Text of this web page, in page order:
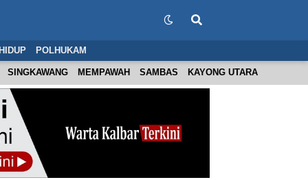
POLHUKAM
SINGKAWANG MEMPAWAH SAMBAS KAYONG UTARA